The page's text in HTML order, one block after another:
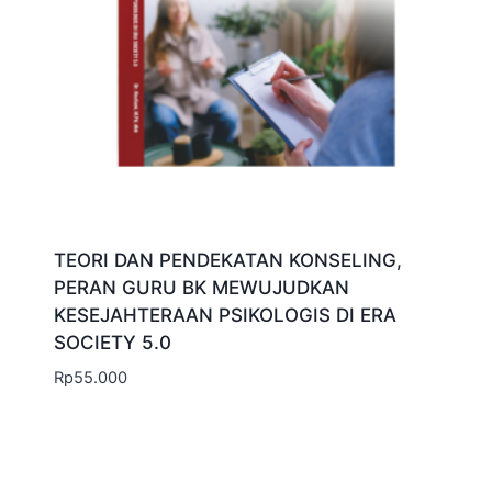
TEORI DAN PENDEKATAN KONSELING,
PERAN GURU BK MEWUJUDKAN
KESEJAHTERAAN PSIKOLOGIS DI ERA
SOCIETY 5.0
Rp55.000